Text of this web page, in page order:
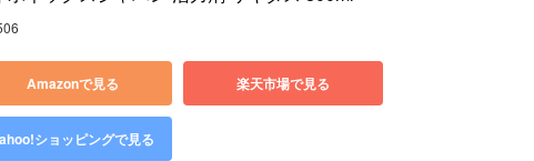
Amazonで見る 楽天市場で見る
ショッピングで見る